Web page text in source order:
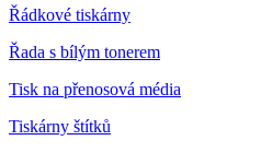
Řádkové tiskárny
Řada s bílým tonerem
Tisk na přenosová média
Tiskárny štítků